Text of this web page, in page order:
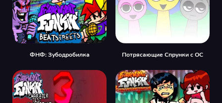
ФНФ: Зубодробилка Потрясающие Спрунки с OC